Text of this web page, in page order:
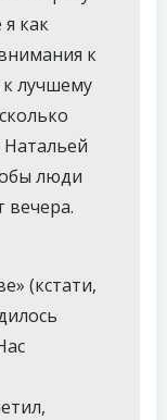
как
к
лучшему
люди
вечера.
(кстати,